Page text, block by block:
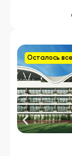
Осталось